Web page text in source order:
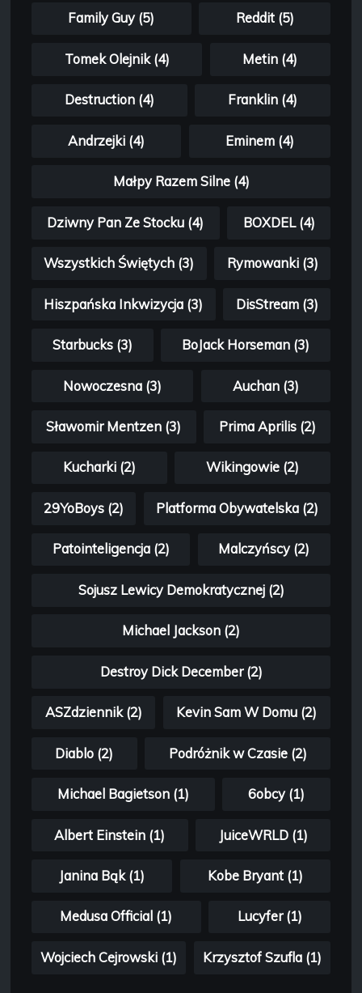
Family Guy (5) Reddit (5)
Tomek Olejnik (4) Metin (4)
Destruction (4) Franklin (4)
Andrzejki (4) Eminem (4)
Małpy Razem Silne (4)
Dziwny Pan Ze Stocku (4) BOXDEL (4)
Wszystkich Świętych (3) Rymowanki (3)
Hiszpańska Inkwizycja (3) DisStream (3)
Starbucks (3) BoJack Horseman (3)
Nowoczesna (3) Auchan (3)
Sławomir Mentzen (3) Prima Aprilis (2)
Kucharki (2) Wikingowie (2)
29YoBoys (2) Platforma Obywatelska (2)
Patointeligencja (2) Malczyńscy (2)
Sojusz Lewicy Demokratycznej (2)
Michael Jackson (2)
Destroy Dick December (2)
ASZdziennik (2) Kevin Sam W Domu (2)
Diablo (2) Podróżnik w Czasie (2)
Michael Bagietson (1) 6obcy (1)
Albert Einstein (1) JuiceWRLD (1)
Janina Bąk (1) Kobe Bryant (1)
Medusa Official (1) Lucyfer (1)
Wojciech Cejrowski (1) Krzysztof Szufla (1)